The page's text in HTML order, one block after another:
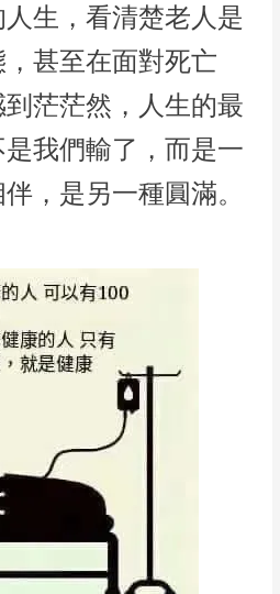
生，看清楚老人是
甚至在面對死亡
茫茫然，人生的最
我們輸了，而是一
，是另一種圓滿。